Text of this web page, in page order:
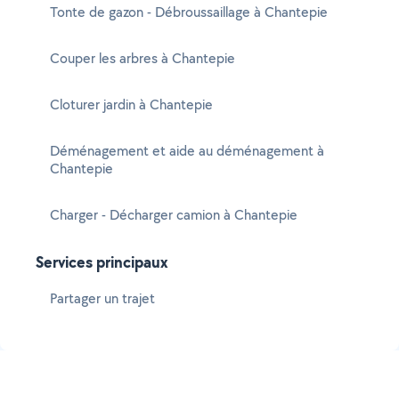
Tonte de gazon - Débroussaillage à Chantepie
Couper les arbres à Chantepie
Cloturer jardin à Chantepie
Déménagement et aide au déménagement à
Chantepie
Charger - Décharger camion à Chantepie
Services principaux
Partager un trajet